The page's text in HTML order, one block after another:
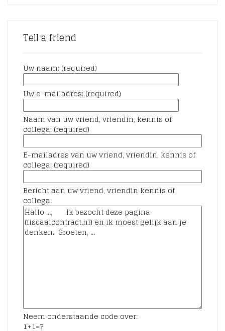
Tell a friend
Uw naam: (required)
Uw e-mailadres: (required)
Naam van uw vriend, vriendin, kennis of
collega: (required)
E-mailadres van uw vriend, vriendin, kennis of
collega: (required)
Bericht aan uw vriend, vriendin kennis of
collega:
Neem onderstaande code over:
1+1=?